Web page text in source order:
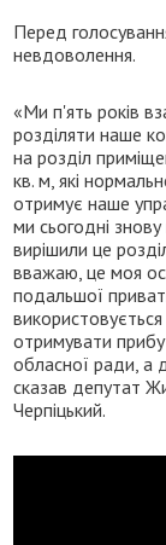
Перед
невдоволення.
«Ми п'ять років
розділяти наше
на розділ
кв. м, які
отримує наше
ми сьогодні
вирішили це
вважаю, це моя
подальшої
отримувати
обласної ради, а
сказав депутат
Черпіцький.